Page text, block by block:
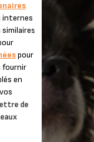
internes
pour
fournir
en
de